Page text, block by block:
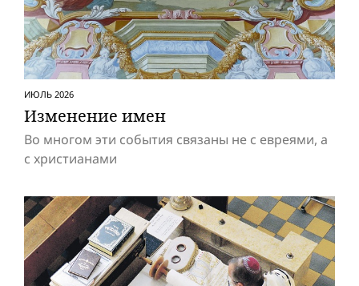
ИЮЛЬ 2026
Изменение имен
Во многом эти события связаны не с евреями, а
с христианами